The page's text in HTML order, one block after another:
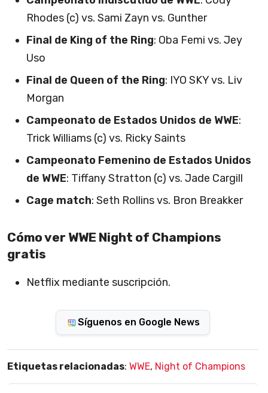
Rhodes (c) vs. Sami Zayn vs. Gunther
Final de King of the Ring: Oba Femi vs. Jey
Uso
Final de Queen of the Ring: IYO SKY vs. Liv
Morgan
Campeonato de Estados Unidos de WWE:
Trick Williams (c) vs. Ricky Saints
Campeonato Femenino de Estados Unidos
de WWE: Tiffany Stratton (c) vs. Jade Cargill
Cage match: Seth Rollins vs. Bron Breakker
Cómo ver WWE Night of Champions
gratis
Netflix mediante suscripción.
Síguenos en Google News
Etiquetas relacionadas: WWE, Night of Champions